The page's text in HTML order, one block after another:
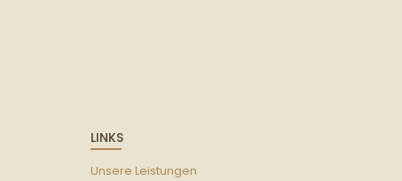
LINKS
Unsere Leistungen